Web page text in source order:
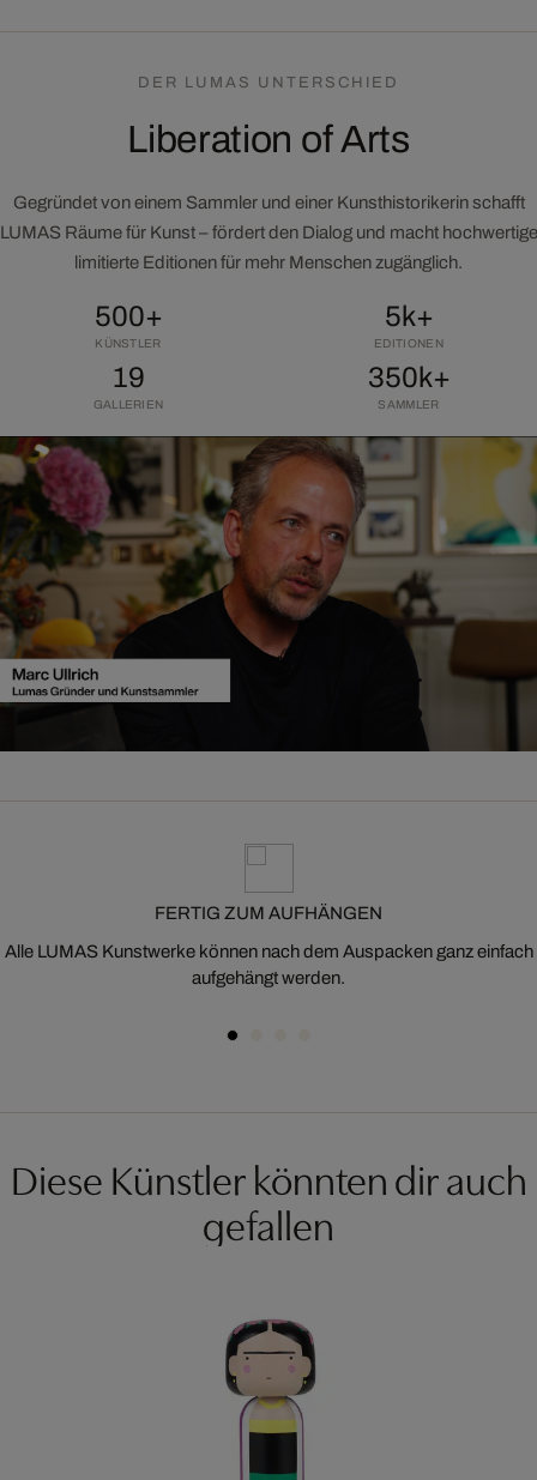
DER LUMAS UNTERSCHIED
Liberation of Arts
Gegründet von einem Sammler und einer Kunsthistorikerin schafft
LUMAS Räume für Kunst – fördert den Dialog und macht hochwertige
limitierte Editionen für mehr Menschen zugänglich.
500+
KÜNSTLER
5k+
EDITIONEN
19
GALLERIEN
350k+
SAMMLER
FERTIG ZUM AUFHÄNGEN
Alle LUMAS Kunstwerke können nach dem Auspacken ganz einfach
aufgehängt werden.
Diese Künstler könnten dir auch
gefallen